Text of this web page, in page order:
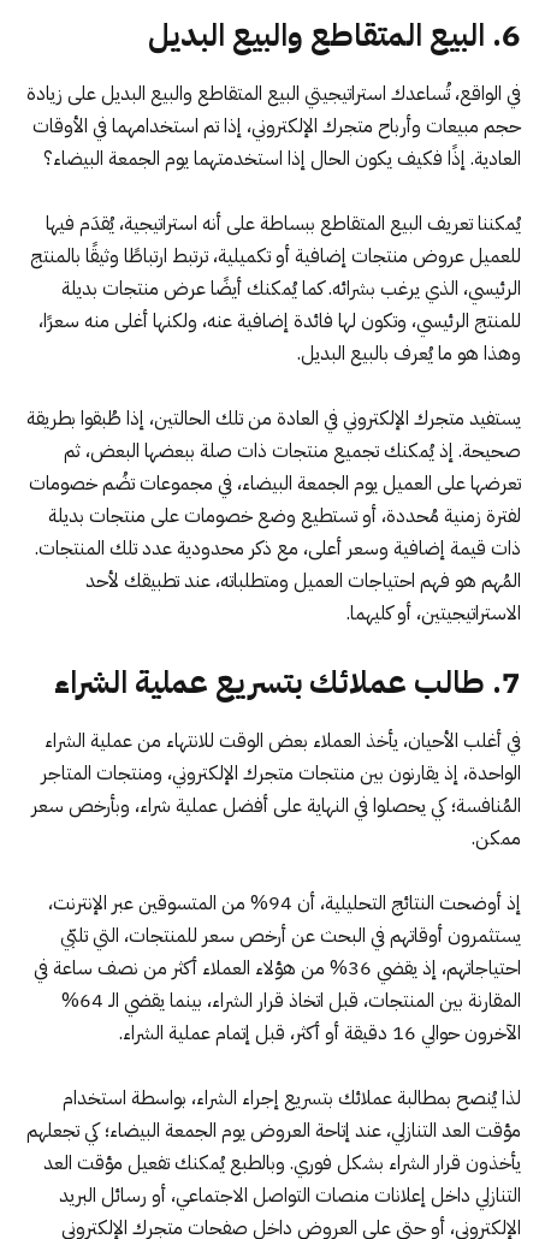
6. البيع المتقاطع والبيع البديل
في الواقع، تُساعدك استراتيجيتي البيع المتقاطع والبيع البديلعلى زيادة
حجم مبيعات وأرباح متجرك الإلكتروني، إذا تم استخدامهما في الأوقات
العادية. إذًا فكيف يكون الحال إذا استخدمتهما يوم الجمعة البيضاء؟
يُمكننا تعريف البيع المتقاطع ببساطة على أنه استراتيجية، يُقدَم فيها
للعميل عروض منتجات إضافية أو تكميلية، ترتبط ارتباطًا وثيقًا بالمنتج
الرئيسي، الذي يرغب بشرائه. كما يُمكنك أيضًا عرض منتجات بديلة
للمنتج الرئيسي، وتكون لها فائدة إضافية عنه، ولكنها أغلى منه سعرًا،
وهذا هو ما يُعرف بالبيع البديل.
يستفيد متجرك الإلكتروني في العادة من تلك الحالتين، إذا طُبقوا بطريقة
صحيحة. إذ يُمكنك تجميع منتجات ذات صلة ببعضها البعض، ثم
تعرضها على العميل يوم الجمعة البيضاء، في مجموعات تضُم خصومات
لفترة زمنية مُحددة، أو تستطيع وضع خصومات على منتجات بديلة
ذات قيمة إضافية وسعر أعلى، مع ذكر محدودية عدد تلك المنتجات.
المُهم هو فهم احتياجات العميل ومتطلباته، عند تطبيقك لأحد
الاستراتيجيتين، أو كليهما.
7. طالب عملائك بتسريع عملية الشراء
في أغلب الأحيان، يأخذ العملاء بعض الوقت للانتهاء من عملية الشراء
الواحدة، إذ يقارنون بين منتجات متجرك الإلكتروني، ومنتجات المتاجر
المُنافسة؛ كي يحصلوا في النهاية على أفضل عملية شراء، وبأرخص سعر
ممكن.
إذ أوضحت النتائج التحليلية، أن 94% من المتسوقين عبر الإنترنت
،
يستثمرون أوقاتهم في البحث عن أرخص سعر للمنتجات، التي تلبّي
احتياجاتهم، إذ يقضي 36% من هؤلاء العملاء أكثر من نصف ساعة في
المقارنة بين المنتجات، قبل اتخاذ قرار الشراء، بينما يقضي الـ 64%
الآخرون حوالي 16 دقيقة أو أكثر، قبل إتمام عملية الشراء.
لذا يُنصح بمطالبة عملائك بتسريع إجراء الشراء، بواسطة استخدام
مؤقت العد التنازلي، عند إتاحة العروض يوم الجمعة البيضاء؛ كي تجعلهم
يأخذون قرار الشراء بشكل فوري. وبالطبع يُمكنك تفعيل مؤقت العد
التنازلي داخل إعلانات منصات التواصل الاجتماعي، أو رسائل البريد
الإلكتروني، أو حتى على العروض داخل صفحات متجرك الإلكتروني